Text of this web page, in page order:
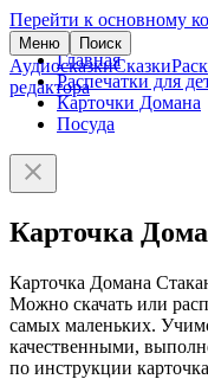
Перейти к основному
Меню Поиск
АудиосказкиСказки
редактора
Главная
Распечатки для
Карточки Домана
Посуда
Карточка
Карточка Домана
Можно скачать или
самых маленьких.
качественными,
по инструкции